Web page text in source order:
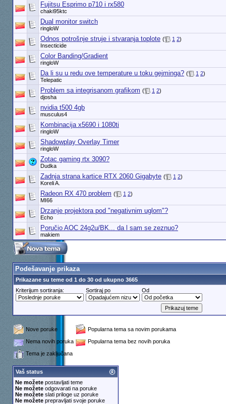
Fujitsu Esprimo p710 i rx580
chaki95ktc
Dual monitor switch
ringloW
Odnos potrošnje struje i stvaranja toplote ( 1 2)
Insecticide
Color Banding/Gradient
ringloW
Da li su u redu ove temperature u toku gejminga? ( 1 2)
Telepatic
Problem sa integrisanom grafikom ( 1 2)
djosha
nvidia t500 4gb
musculus4
Kombinacija x5690 i 1080ti
ringloW
Shadowplay Overlay Timer
ringloW
Zotac gaming rtx 3090?
Dudka
Zadnja strana kartice RTX 2060 Gigabyte ( 1 2)
Koreli A.
Radeon RX 470 problem ( 1 2)
MI66
Drzanje projektora pod "negativnim uglom"?
Echo
Poručio AOC 24g2u/BK... da l sam se zeznuo?
makiem
Podešavanje prikaza
Prikazane su teme od 1 do 30 od ukupno 3665
Kriterijum sortiranja:
Sortiraj po Od
Nove poruke
Popularna tema sa novim porukama
Nema novih poruka
Popularna tema bez novih poruka
Tema je zaključana
Vaš status
Ne možetepostavljati teme
Ne možeteodgovarati na poruke
Ne možeteslati priloge uz poruke
Ne možeteprepravljati svoje poruke